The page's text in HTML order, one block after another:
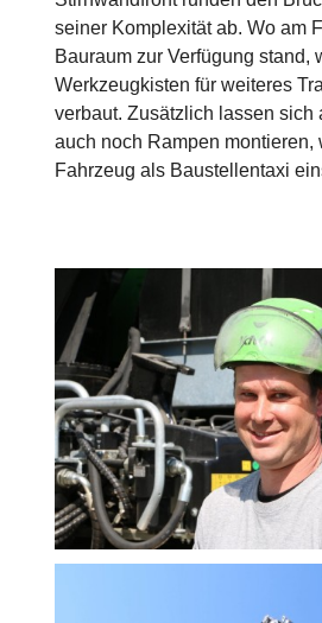
seiner Komplexität ab. Wo am
Bauraum zur Verfügung stand,
Werkzeugkisten für weiteres
verbaut. Zusätzlich lassen sich
auch noch Rampen montieren,
Fahrzeug als Baustellentaxi